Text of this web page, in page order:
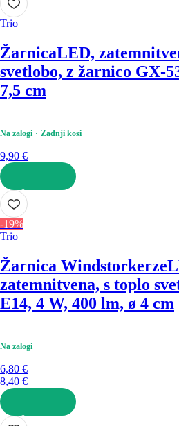
Trio
ŽarnicaLED,
svetlobo, z žarnico GX-
7,5 cm
Na zalogi Zadnji kosi
9,90 €
V KOŠARICO
-19%
Trio
Žarnica Windstorkerze
zatemnitvena, s toplo
E14, 4 W, 400 lm, ø 4 cm
Na zalogi
6,80 €
8,40 €
V KOŠARICO